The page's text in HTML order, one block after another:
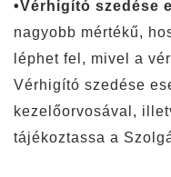
•Vérhigító szedése
nagyobb mértékű,
léphet fel, mivel a
Vérhigító szedése
kezelőorvosával,
tájékoztassa a